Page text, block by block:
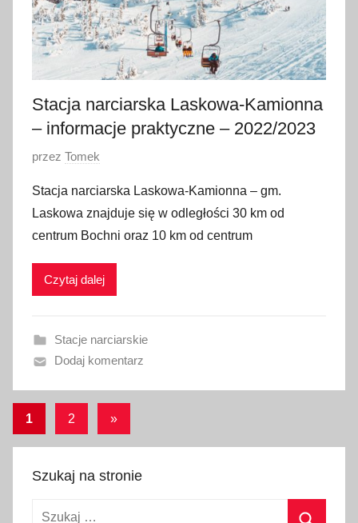
i
a
2
Stacja narciarska Laskowa-Kamionna
– informacje praktyczne – 2022/2023
O
u
b
l
i
a
n
3
s
t
y
przez Tomek
Stacja narciarska Laskowa-Kamionna – gm.
Laskowa znajduje się w odległości 30 km od
centrum Bochni oraz 10 km od centrum
Czytaj dalej
Stacje narciarskie
Dodaj komentarz
Stronicowanie
wpisów
1 2
Następne
»
Szukaj na stronie
Szukaj: